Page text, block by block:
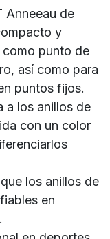
Anneeau de
y
como punto de
así como para
puntos fijos.
a los anillos de
con un color
los anillos de
en